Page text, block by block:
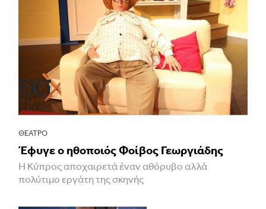
ΘΈΑΤΡΟ
Έφυγε ο ηθοποιός Φοίβος Γεωργιάδης
Η Κύπρος αποχαιρετά έναν αθόρυβο αλλά
πολύτιμο εργάτη της σκηνής